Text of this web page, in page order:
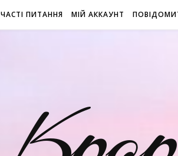
ЧАСТІ ПИТАННЯ МІЙ АККАУНТ